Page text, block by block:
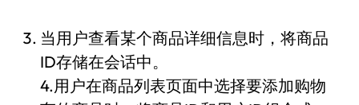
当用户查看某个商品详细信息时，将商品
ID存储在会话中。
4.用户在商品列表页面中选择要添加购物